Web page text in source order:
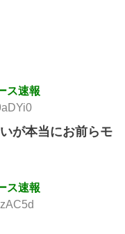
ス速報
が本当にお前らモ
ス速報